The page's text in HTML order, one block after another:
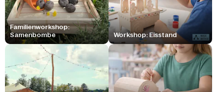
Familienworkshop:
Samenbombe
Workshop: Eisstand